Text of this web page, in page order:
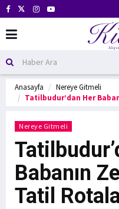
Anasayfa
Nereye Gitmeli
Tatilbudur’dan Her
Nereye Gitmeli
Babanın
Tatil